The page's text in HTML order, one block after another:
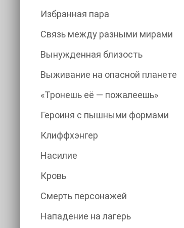
Избранная пара
Связь между разными мирами
Вынужденная близость
Выживание на опасной планете
«Тронешь её — пожалеешь»
Героиня с пышными формами
Клиффхэнгер
Насилие
Кровь
Смерть персонажей
Нападение на лагерь